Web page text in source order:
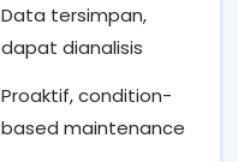
Data tersimpan,
dapat dianalisis
Proaktif, condition-
based maintenance